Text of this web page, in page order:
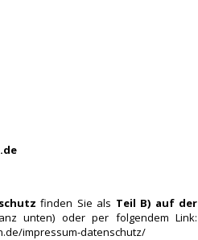
finden Sie als Teil B) auf der
unten) oder per folgendem Link:
impressum-datenschutz/